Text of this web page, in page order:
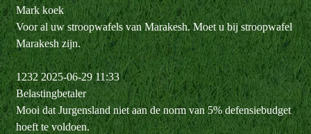
Mark koek
Voor al uw stroopwafels van Marakesh. Moet u bij stroopwafel
Marakesh zijn.
1232 2025-06-29 11:33
Belastingbetaler
Mooi dat Jurgensland niet aan de norm van 5% defensiebudget
hoeft te voldoen.